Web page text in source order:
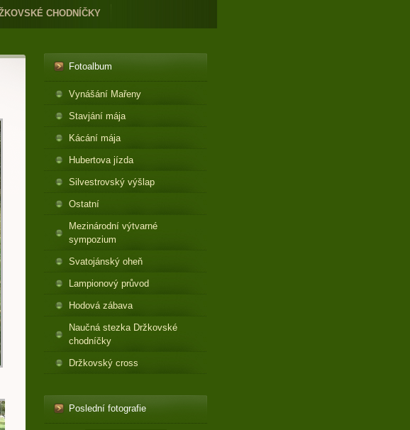
CHODNÍČKY
Fotoalbum
Vynášání Mařeny
Stavjání mája
Kácání mája
Hubertova jízda
Silvestrovský výšlap
Ostatní
Mezinárodní výtvarné
sympozium
Svatojánský oheň
Lampionový průvod
Hodová zábava
Naučná stezka Držkovské
chodníčky
Držkovský cross
Poslední fotografie